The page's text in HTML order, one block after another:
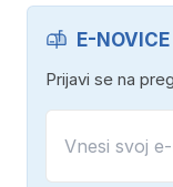
E-NOVICE
Prijavi se na